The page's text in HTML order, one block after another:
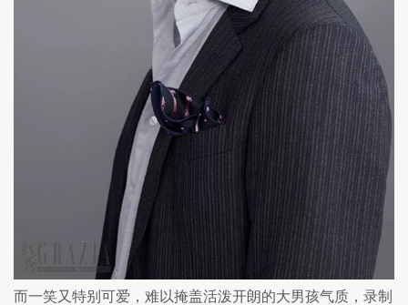
而一笑又特别可爱，难以掩盖活泼开朗的大男孩气质，录制